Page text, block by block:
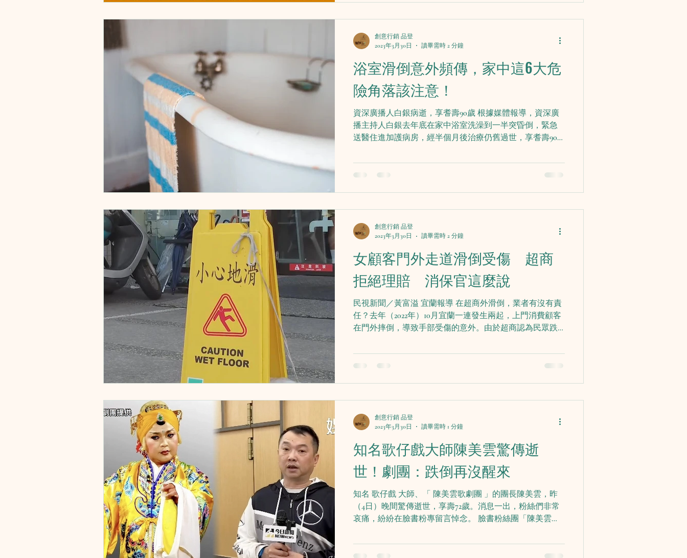
中沒注意到地板濕滑，一...
浴室滑倒意外頻傳，家中這6大危
險角落該注意！
資深廣播人白銀病逝，享耆壽90歲 根據媒體報導，資深廣
播主持人白銀去年底在家中浴室洗澡到一半突昏倒，緊急
送醫住進加護病房，經半個月後治療仍舊過世，享耆壽90
的傷害風險，比一般人還要高許多，建議家中若有長輩，
可在如浴時準備小...
創意行銷 品登
2023年3月30日
讀畢需時 2 分鐘
女顧客門外走道滑倒受傷 超商
拒絕理賠 消保官這麼說
民視新聞／黃富溢 宜蘭報導 在超商外滑倒，業者有沒有責
任？去年（2022年）10月宜蘭一連發生兩起，上門消費顧客
在門外摔倒，導致手部受傷的意外。由於超商認為民眾跌
不派人參加，消保官認為雖然走道、斜坡不是店內範圍，
但卻是進入超...
創意行銷 品登
2023年3月30日
讀畢需時 2 分鐘
知名歌仔戲大師陳美雲驚傳逝
世！劇團：跌倒再沒醒來
知名 歌仔戲 大師、「 陳美雲歌劇團 」的團長陳美雲，昨
（4日）晚間驚傳逝世，享壽72歲。消息一出，粉絲們非常
哀痛，紛紛在臉書粉專留言悼念。 臉書粉絲團「陳美雲歌
跌倒...
創意行銷 品登
2023年3月30日
讀畢需時 1 分鐘